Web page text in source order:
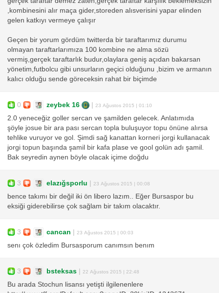
,kombinesini alır maça gider,storeden alısverisini yapar elinden
gelen katkıyı vermeye çalışır
Geçen bir yorum gördüm twitterda bir taraftarımız durumu
olmayan taraftarlarımıza 100 kombine ne alma sözü
vermiş,gerçek taraftarlık budur,olaylara geniş açıdan bakarsan
yönetim,futbolcu gibi unsurların geçici olduğunu ,bizim ve armanın
kalıcı olduğu sende göreceksin rahat bir biçimde
0 zeybek 16 23 Ağustos 2015 | 01:10
2.0 yeneceğiz goller sercan ve şamilden gelecek. Anlatımıda
şöyle josue bir ara pası sercan topla buluşuyor topu önüne alırsa
tehlike vuruyor ve gol. Şimdi sağ kanattan korneri jorgi kullanacak
jorgi topun başında şamil bir kafa plase ve gool golün adı şamil.
Bak seyredin aynen böyle olacak içime doğdu
3 elazığsporlu 23 Ağustos 2015 | 00:08
bence takımı bir değil iki ön libero lazım.. Eğer Bursaspor bu
eksiği giderebilirse çok sağlam bir takım olacaktır.
3 cancan 23 Ağustos 2015 | 00:03
senı çok özledim Bursasporum canımsın benım
3 bsteksas 22 Ağustos 2015 | 22:48
Bu arada Stochun lisansı yetişti ilgilenenlere